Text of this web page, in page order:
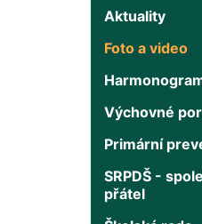
Aktuality
Foto a video
Výchovné
Primární
SRPDŠ -
přátel